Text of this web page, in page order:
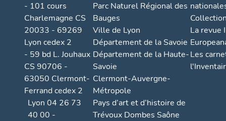
- 101 cours
Charlemagne CS
20033 - 69269
Lyon cedex 2
- 59 bd L. Jouhaux
CS 90706 -
63050 Clermont-
Ferrand cedex 2
Lyon 04 26 73
40 00 -
Parc Naturel Régional des
Bauges
Ville de Lyon
Département de la Savoie
Département de la Haute-
Savoie
Clermont-Auvergne-
Métropole
Pays d’art et d’histoire de
Trévoux Dombes Saône
La revue
Les